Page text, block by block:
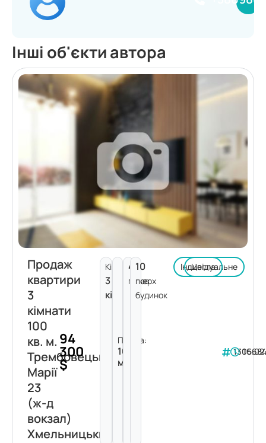
Інші об'єкти автора
Продаж
квартири
3
кімнати
100
кв. м.
Трембовецької
Марії
23
(ж-д
вокзал)
Хмельницький
94
300
$
Кімнат:
3
кімнати
Площа:
100
м²
4
поверх
10
пов.
будинок
Індивідуальне
Цегла